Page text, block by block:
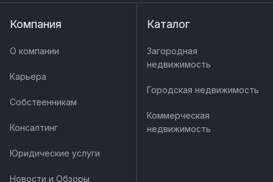
Компания
О компании
Карьера
Собственникам
Консалтинг
Юридические услуги
Новости и Обзоры
Каталог
Загородная
недвижимость
Городская недвижимость
Коммерческая
недвижимость